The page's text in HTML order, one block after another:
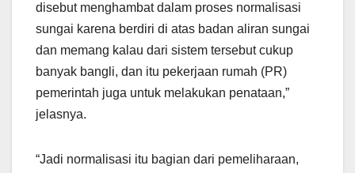
disebut menghambat dalam proses normalisasi
sungai karena berdiri di atas badan aliran sungai
dan memang kalau dari sistem tersebut cukup
banyak bangli, dan itu pekerjaan rumah (PR)
pemerintah juga untuk melakukan penataan,”
jelasnya.
“Jadi normalisasi itu bagian dari pemeliharaan,